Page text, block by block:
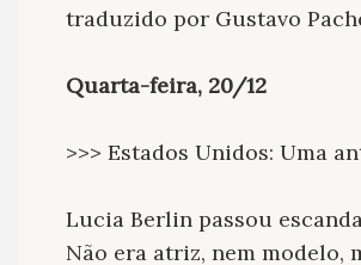
traduzido por Gustavo
Quarta-feira, 20/12
>>> Estados Unidos: Uma
Lucia Berlin passou
Não era atriz, nem modelo,